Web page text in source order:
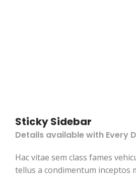
Sticky Sidebar
Details available with Every
Hac vitae sem class fames
tellus a condimentum inceptos